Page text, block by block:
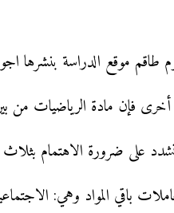
طاقم موقع الدراسة بنشرها
مادة الرياضيات من بين المواد الإساسية
نشدد على ضرورة الاهتمام بثلاث
المواد وهي: الاجتماعيات وعلوم الحياة